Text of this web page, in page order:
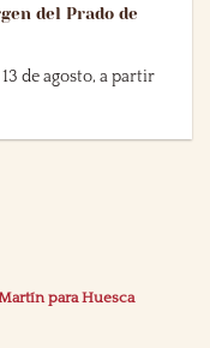
del Prado de
de agosto, a partir
para Huesca